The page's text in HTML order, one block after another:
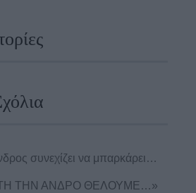
συνεχίζει να μπαρκάρει…
ΤΗΝ ΑΝΔΡΟ ΘΕΛΟΥΜΕ…»